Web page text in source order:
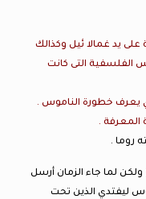
يد غمالا ئيل وكذالك
الفلسفية التى كانت
خطورة الناموس .
.
روما .
الكتاب المقدس في غلاطية 4 : 4 – 7 ( ولكن لما جاء الزمان أرسل
ليفتدي الذين تحت